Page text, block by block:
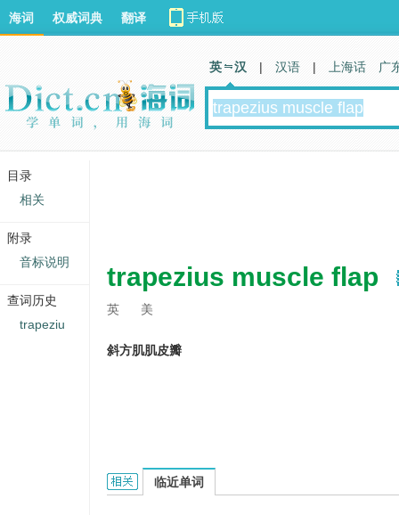
trapezius muscle flap
英 美
斜方肌肌皮瓣
Trapezius muscle flap的相关资料：
临近单词
海词 权威词典 翻译
英 汉 | 汉语 | 上海话 广
目录
相关
附录
音标说明
查词历史
trapeziu